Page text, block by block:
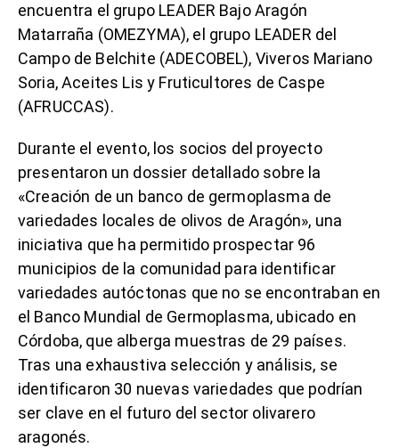
encuentra el grupo LEADER Bajo Aragón
Matarraña (OMEZYMA), el grupo LEADER del
Campo de Belchite (ADECOBEL), Viveros Mariano
Soria, Aceites Lis y Fruticultores de Caspe
(AFRUCCAS).
Durante el evento, los socios del proyecto
presentaron un dossier detallado sobre la
«Creación de un banco de germoplasma de
variedades locales de olivos de Aragón», una
iniciativa que ha permitido prospectar 96
municipios de la comunidad para identificar
variedades autóctonas que no se encontraban en
el Banco Mundial de Germoplasma, ubicado en
Córdoba, que alberga muestras de 29 países.
Tras una exhaustiva selección y análisis, se
identificaron 30 nuevas variedades que podrían
ser clave en el futuro del sector olivarero
aragonés.